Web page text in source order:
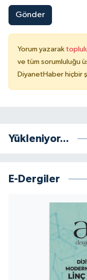
Gönder
Yorum yazarak
ve tüm sorumluluğu
DiyanetHaber hiçbir
Yükleniyor...
E-Dergiler